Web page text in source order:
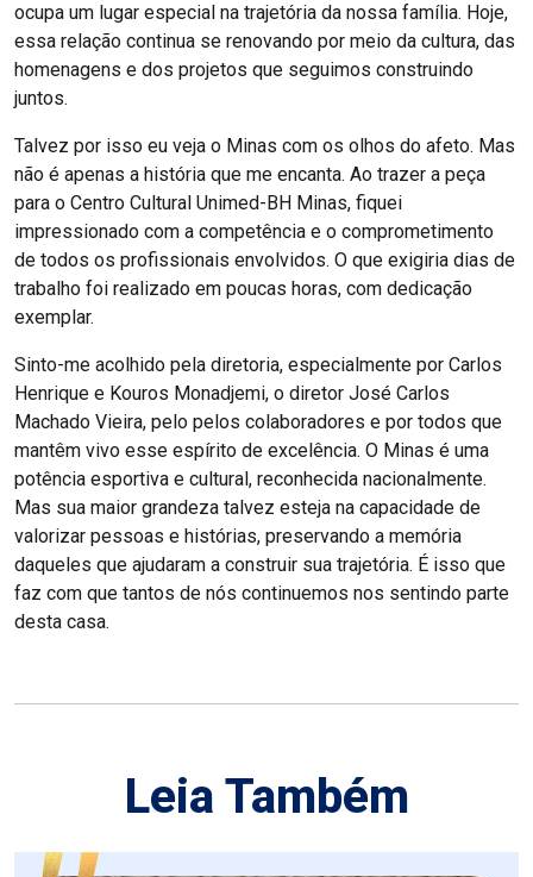
ocupa um lugar especial na trajetória da nossa família. Hoje,
essa relação continua se renovando por meio da cultura, das
homenagens e dos projetos que seguimos construindo
juntos.
Talvez por isso eu veja o Minas com os olhos do afeto. Mas
não é apenas a história que me encanta. Ao trazer a peça
para o Centro Cultural Unimed-BH Minas, fiquei
impressionado com a competência e o comprometimento
de todos os profissionais envolvidos. O que exigiria dias de
trabalho foi realizado em poucas horas, com dedicação
exemplar.
Sinto-me acolhido pela diretoria, especialmente por Carlos
Henrique e Kouros Monadjemi, o diretor José Carlos
Machado Vieira, pelo pelos colaboradores e por todos que
mantêm vivo esse espírito de excelência. O Minas é uma
potência esportiva e cultural, reconhecida nacionalmente.
Mas sua maior grandeza talvez esteja na capacidade de
valorizar pessoas e histórias, preservando a memória
daqueles que ajudaram a construir sua trajetória. É isso que
faz com que tantos de nós continuemos nos sentindo parte
desta casa.
Leia Também